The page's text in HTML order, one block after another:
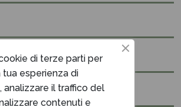
di terze parti per
tua esperienza di
analizzare il traffico del
contenuti e